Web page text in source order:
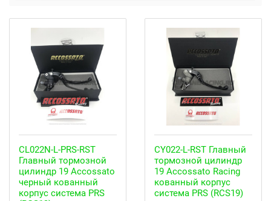
CL022N-L-PRS-RST
Главный тормозной
цилиндр 19 Accossato
черный кованный
корпус система PRS
CY022-L-RST Главный
тормозной цилиндр
19 Accossato Racing
кованный корпус
система PRS (RCS19)